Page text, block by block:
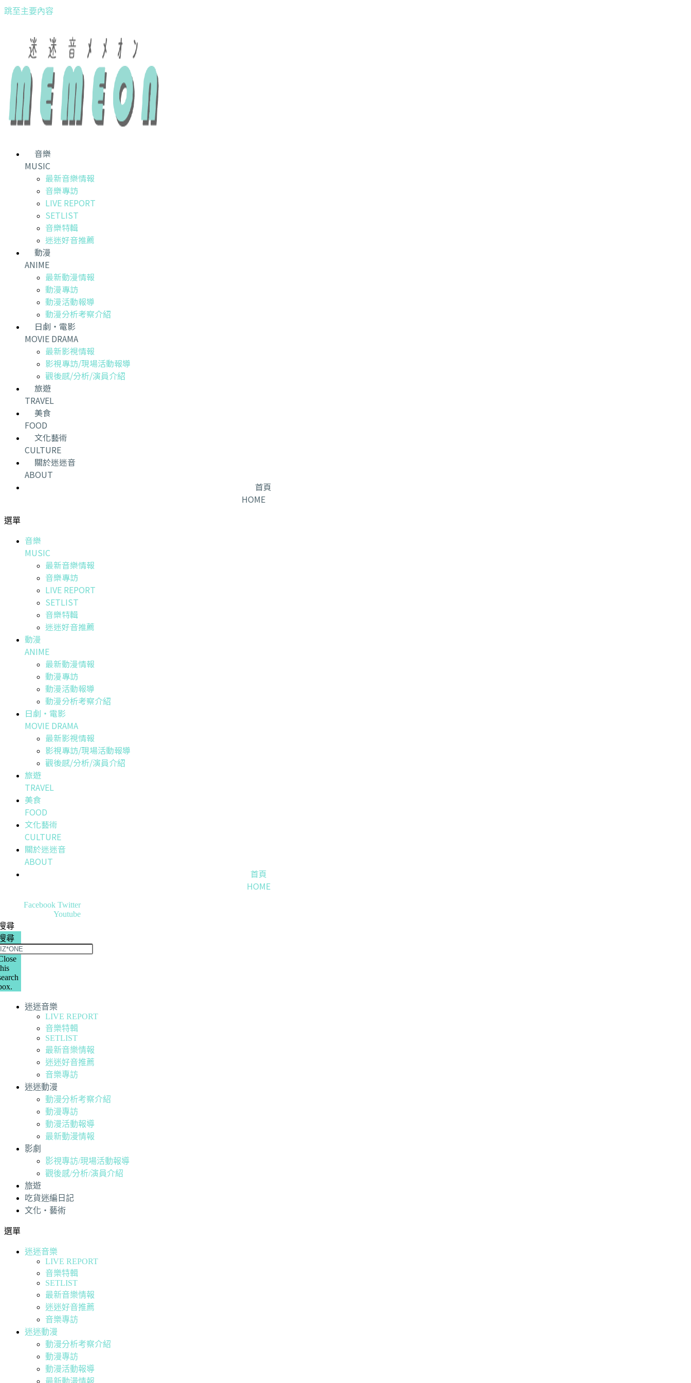
跳至主要內容
音樂
MUSIC
最新音樂情報
音樂專訪
LIVE REPORT
SETLIST
音樂特輯
迷迷好音推薦
動漫
ANIME
最新動漫情報
動漫專訪
動漫活動報導
動漫分析考察介紹
日劇・電影
MOVIE DRAMA
最新影視情報
影視專訪/現場活動報導
觀後感/分析/演員介紹
旅遊
TRAVEL
美食
FOOD
文化藝術
CULTURE
關於迷迷音
ABOUT
首頁
HOME
選單
音樂
MUSIC
最新音樂情報
音樂專訪
LIVE REPORT
SETLIST
音樂特輯
迷迷好音推薦
動漫
ANIME
最新動漫情報
動漫專訪
動漫活動報導
動漫分析考察介紹
日劇・電影
MOVIE DRAMA
最新影視情報
影視專訪/現場活動報導
觀後感/分析/演員介紹
旅遊
TRAVEL
美食
FOOD
文化藝術
CULTURE
關於迷迷音
ABOUT
首頁
HOME
Facebook Twitter
Youtube
尋
尋
迷迷音樂
LIVE REPORT
音樂特輯
SETLIST
最新音樂情報
迷迷好音推薦
音樂專訪
迷迷動漫
動漫分析考察介紹
動漫專訪
動漫活動報導
最新動漫情報
影劇
影視專訪/現場活動報導
觀後感/分析/演員介紹
旅遊
吃貨迷編日記
文化・藝術
選單
迷迷音樂
LIVE REPORT
音樂特輯
SETLIST
最新音樂情報
迷迷好音推薦
音樂專訪
迷迷動漫
動漫分析考察介紹
動漫專訪
動漫活動報導
最新動漫情報